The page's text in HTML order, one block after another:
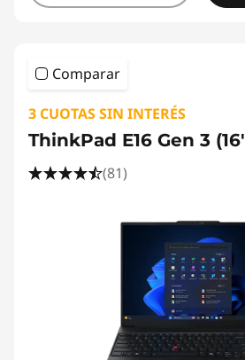
Comparar
3 CUOTAS SIN INTERÉS
ThinkPad E16 Gen 3
(81)